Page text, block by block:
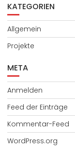
KATEGORIEN
Allgemein
Projekte
META
Anmelden
Feed der Einträge
Kommentar-Feed
WordPress.org